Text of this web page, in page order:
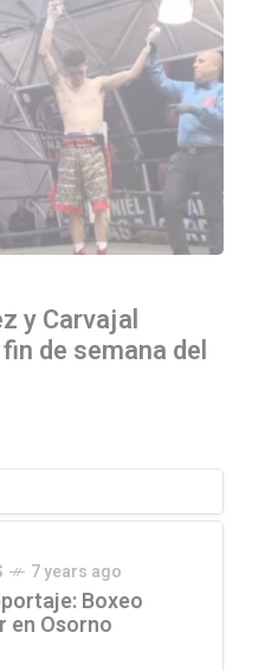
y Carvajal
de semana del
7 years ago
Boxeo
en Osorno